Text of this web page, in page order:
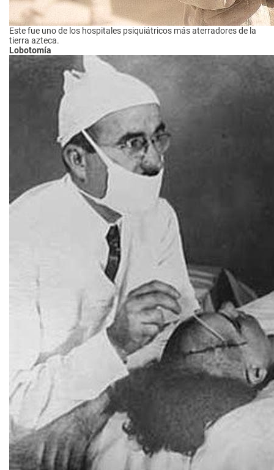
Este fue uno de los hospitales psiquiátricos más aterradores de la
tierra azteca.
Lobotomía